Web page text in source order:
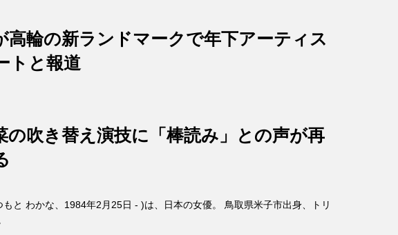
高輪の新ランドマークで年下アーティス
トと報道
の吹き替え演技に「棒読み」との声が再
もと わかな、1984年2月25日 - )は、日本の女優。 鳥取県米子市出身、トリ